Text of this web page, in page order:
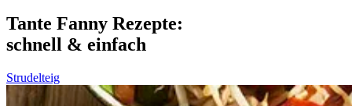
Tante Fanny Rezepte:
schnell & einfach
Strudelteig